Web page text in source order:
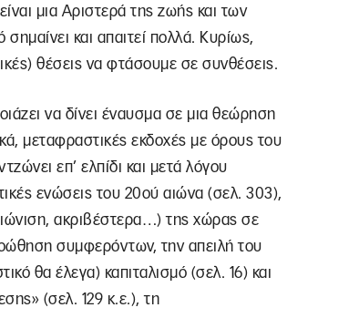
μια Aριστερά της ζωής και των
και απαιτεί πολλά. Κυρίως,
θέσεις να φτάσουμε σε συνθέσεις.
να δίνει έναυσμα σε μια θεώρηση
μεταφραστικές εκδοχές με όρους του
επ’ ελπίδι και μετά λόγου
ενώσεις του 20ού αιώνα (σελ. 303),
ακριβέστερα…) της χώρας σε
συμφερόντων, την απειλή του
θα έλεγα) καπιταλισμό (σελ. 16) και
(σελ. 129 κ.ε.), τη